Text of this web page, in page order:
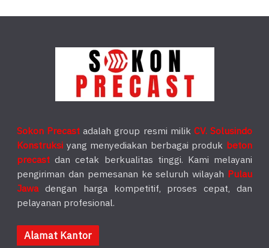
Sokon Precast adalah group resmi milik CV. Solusindo
Konstruksi yang menyediakan berbagai produk beton
precast dan cetak berkualitas tinggi. Kami melayani
pengiriman dan pemesanan ke seluruh wilayah Pulau
Jawadengan harga kompetitif, proses cepat, dan
pelayanan profesional.
Alamat Kantor